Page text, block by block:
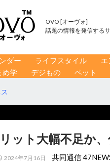
OVO [オーヴォ]
話題の情報を発信する
ダー ライフスタイル エ
め学 デジもの ペット
ット大幅不足か
2024年7月16日 共同通信